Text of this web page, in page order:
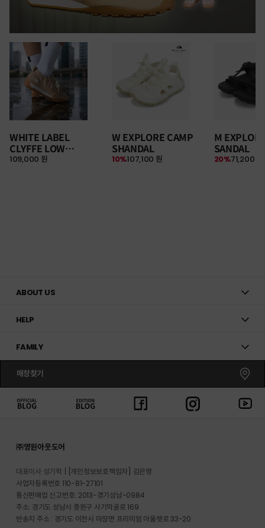
WHITE LABEL
CLYFFE LOW
SNEAKERS
109,000 원
W EXPLORE CAMP
SHANDAL
107,100 원
10%
M
SANDAL
71,200 원
20%
ABOUT US
HELP
FAMILY
매장찾기
㈜영원아웃도어
대표이사 성기학
[개인정보보호책임자] 김은영
사업자등록번호 110-81-27101
통신판매업 신고번호: 2013-경기성남-0984
주소: 경기도 성남시 중원구 사기막골로 169
반송지 주소 : 경기도 이천시 마장면 프리미엄 아울렛로 33-20